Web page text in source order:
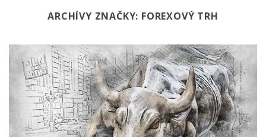
ARCHÍVY ZNAČKY: FOREXOVÝ TRH